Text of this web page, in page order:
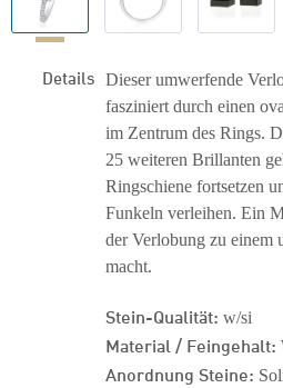
Details Dieser umwerfende
fasziniert durch einen
im Zentrum des Rings.
25 weiteren Brillanten
Ringschiene fortsetzen
Funkeln verleihen. Ein
der Verlobung zu einem
macht.
Stein-Qualität: w/si
Material / Feingehalt:
Anordnung Steine: